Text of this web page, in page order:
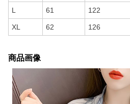
L 61 122
XL 62 126
商品画像